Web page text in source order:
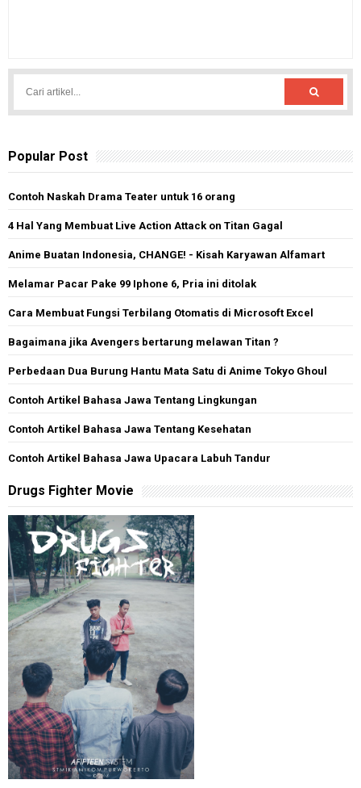
Popular Post
Contoh Naskah Drama Teater untuk 16 orang
4 Hal Yang Membuat Live Action Attack on Titan Gagal
Anime Buatan Indonesia, CHANGE! - Kisah Karyawan Alfamart
Melamar Pacar Pake 99 Iphone 6, Pria ini ditolak
Cara Membuat Fungsi Terbilang Otomatis di Microsoft Excel
Bagaimana jika Avengers bertarung melawan Titan ?
Perbedaan Dua Burung Hantu Mata Satu di Anime Tokyo Ghoul
Contoh Artikel Bahasa Jawa Tentang Lingkungan
Contoh Artikel Bahasa Jawa Tentang Kesehatan
Contoh Artikel Bahasa Jawa Upacara Labuh Tandur
Drugs Fighter Movie